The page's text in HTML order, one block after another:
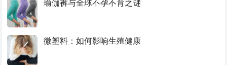
瑜伽裤与全球不孕不育之谜
微塑料：如何影响生殖健康